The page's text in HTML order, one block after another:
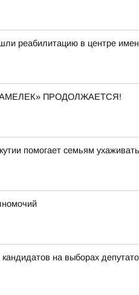
реабилитацию в центре
ПРОДОЛЖАЕТСЯ!
помогает семьям
на выборах